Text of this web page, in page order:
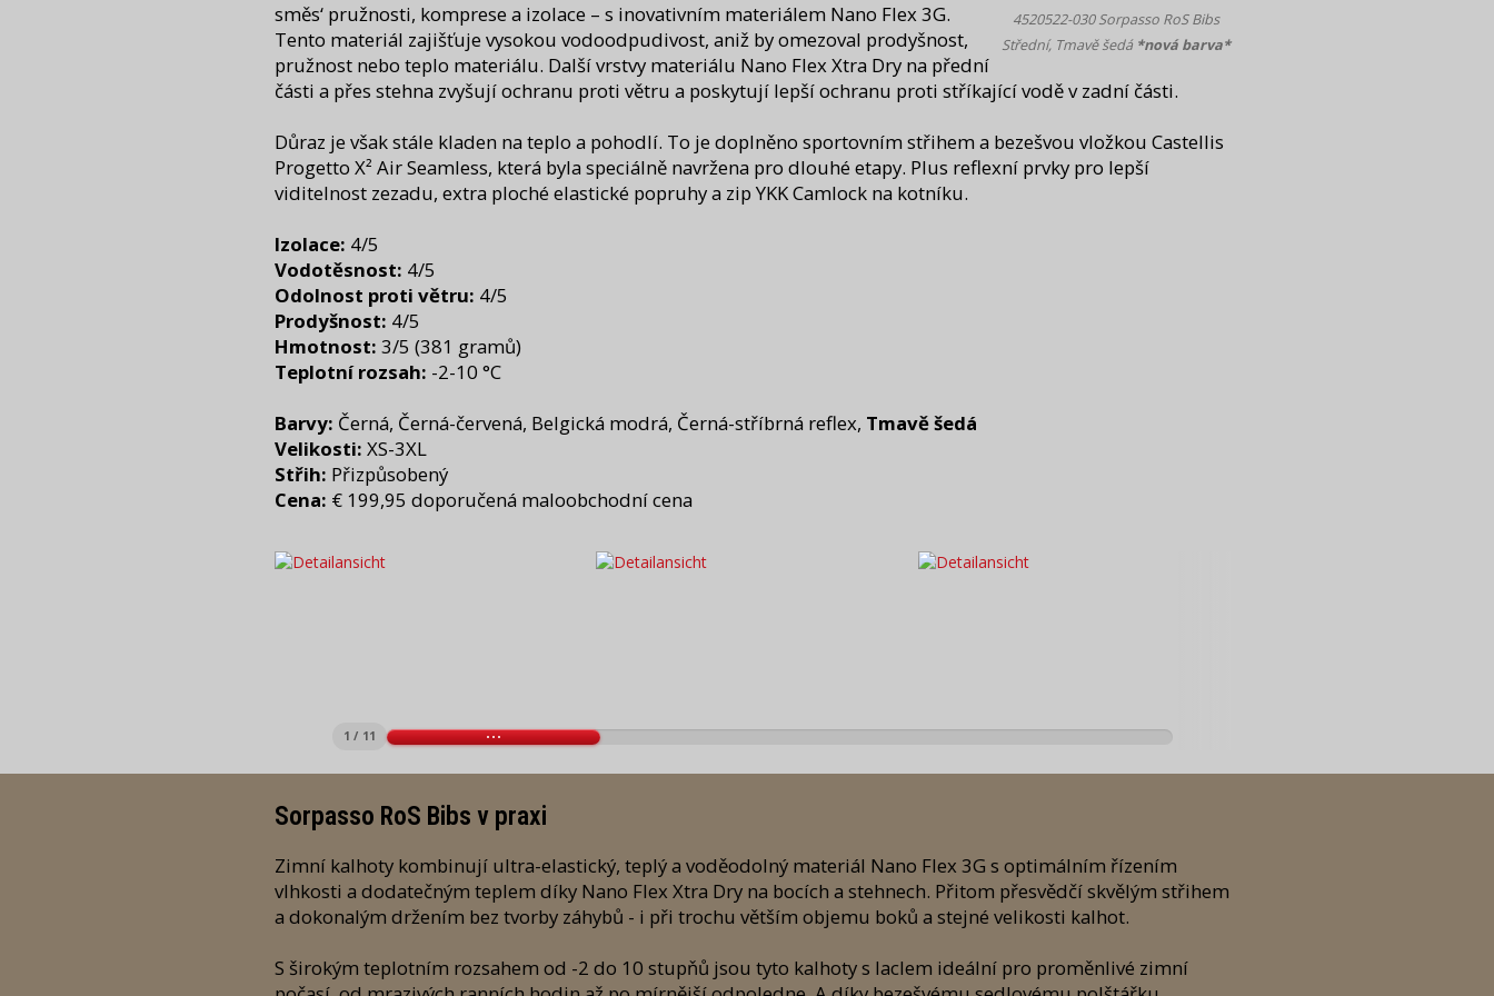
4520522-030 Sorpasso RoS Bibs
Střední, Tmavě šedá *nová barva*
směs‘ pružnosti, komprese a izolace – s inovativním materiálem Nano Flex 3G.
Tento materiál zajišťuje vysokou vodoodpudivost, aniž by omezoval prodyšnost,
pružnost nebo teplo materiálu. Další vrstvy materiálu Nano Flex Xtra Dry na přední
části a přes stehna zvyšují ochranu proti větru a poskytují lepší ochranu proti stříkající vodě v zadní části.
Důraz je však stále kladen na teplo a pohodlí. To je doplněno sportovním střihem a bezešvou vložkou Castellis
Progetto X² Air Seamless, která byla speciálně navržena pro dlouhé etapy. Plus reflexní prvky pro lepší
viditelnost zezadu, extra ploché elastické popruhy a zip YKK Camlock na kotníku.
Izolace: 4/5
Vodotěsnost: 4/5
Odolnost proti větru: 4/5
Prodyšnost: 4/5
Hmotnost: 3/5 (381 gramů)
Teplotní rozsah: -2-10 °C
Barvy: Černá, Černá-červená, Belgická modrá, Černá-stříbrná reflex, Tmavě šedá
Velikosti: XS-3XL
Střih: Přizpůsobený
Cena: € 199,95 doporučená maloobchodní cena
1 / 11
Sorpasso RoS Bibs v praxi
Zimní kalhoty kombinují ultra-elastický, teplý a voděodolný materiál Nano Flex 3G s optimálním řízením
vlhkosti a dodatečným teplem díky Nano Flex Xtra Dry na bocích a stehnech. Přitom přesvědčí skvělým střihem
a dokonalým držením bez tvorby záhybů - i při trochu větším objemu boků a stejné velikosti kalhot.
S širokým teplotním rozsahem od -2 do 10 stupňů jsou tyto kalhoty s laclem ideální pro proměnlivé zimní